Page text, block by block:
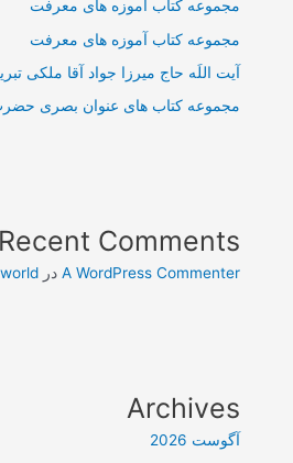
مجموعه کتاب آموزه های معرفت
مجموعه کتاب آموزه های معرفت
آیت اللَه حاج میرزا جواد آقا ملکی
مجموعه کتاب های عنوان بصری
Recent Comments
A WordPress Commenter در
Archives
آگوست 2026